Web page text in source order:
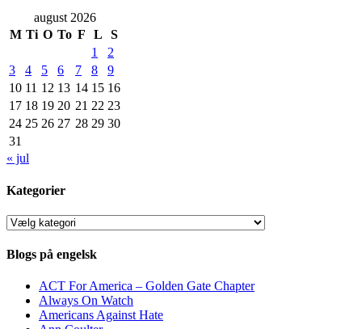
august 2026
M Ti O To F L
S
1
2
3
4 5 6 7 8
9
10 11 12 13 14 15 16
17 18 19 20 21 22 23
24 25 26 27 28 29 30
31
« jul
Kategorier
Kategorier
Blogs på engelsk
ACT For America – Golden Gate Chapter
Always On Watch
Americans Against Hate